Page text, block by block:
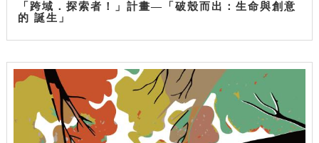
「跨域．探索者！」計畫—「破殼而出：生命與創意
的 誕生」